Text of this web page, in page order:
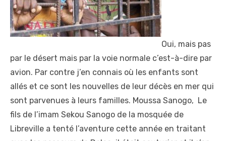
Oui, mais pas
par le désert mais par la voie normale c’est-à-dire par
avion. Par contre j’en connais où les enfants sont
allés et ce sont les nouvelles de leur décès en mer qui
sont parvenues à leurs familles. Moussa Sanogo, Le
fils de l’imam Sekou Sanogo de la mosquée de
Libreville a tenté l’aventure cette année en traitant